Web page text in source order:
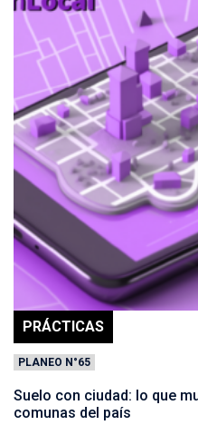
PRÁCTICAS
PLANEO N°65
Suelo con ciudad: lo que
comunas del país